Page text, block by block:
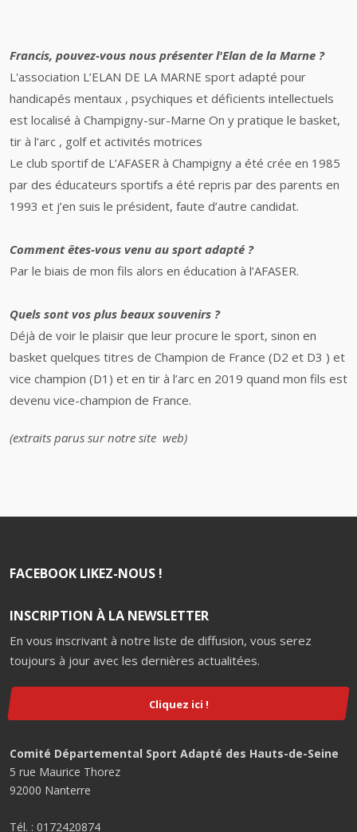
Francis, pouvez-vous nous présenter l'Elan de la Marne ?
L'association L’ELAN DE LA MARNE sport adapté pour
handicapés mentaux , psychiques et déficients intellectuels
est localisé à Champigny-sur-Marne On y pratique le basket,
tir à l’arc , golf et activités motrices
Le club sportif de L’AFASER à Champigny a été crée en 1985
par des éducateurs sportifs a été repris par des parents en
1993 et j’en suis le président, faute d’autre candidat.
Comment êtes-vous venu au sport adapté ?
Par le biais de mon fils alors en éducation à l’AFASER.
Quels sont vos plus beaux souvenirs ?
Déjà de voir le plaisir que leur procure le sport, sinon en
basket quelques titres de Champion de France (D2 et D3 ) et
vice champion (D1) et en tir à l’arc en 2019 quand mon fils est
devenu vice-champion de France.
(extraits parus sur notre site web)
FACEBOOK LIKEZ-NOUS !
INSCRIPTION À LA NEWSLETTER
En vous inscrivant à notre liste de diffusion, vous serez
toujours à jour avec les dernières actualitées.
Cliquez ici !
Comité Départemental Sport Adapté des Hauts-de-Seine
5 rue Maurice Thorez
92000 Nanterre
Tél. : 0172420874